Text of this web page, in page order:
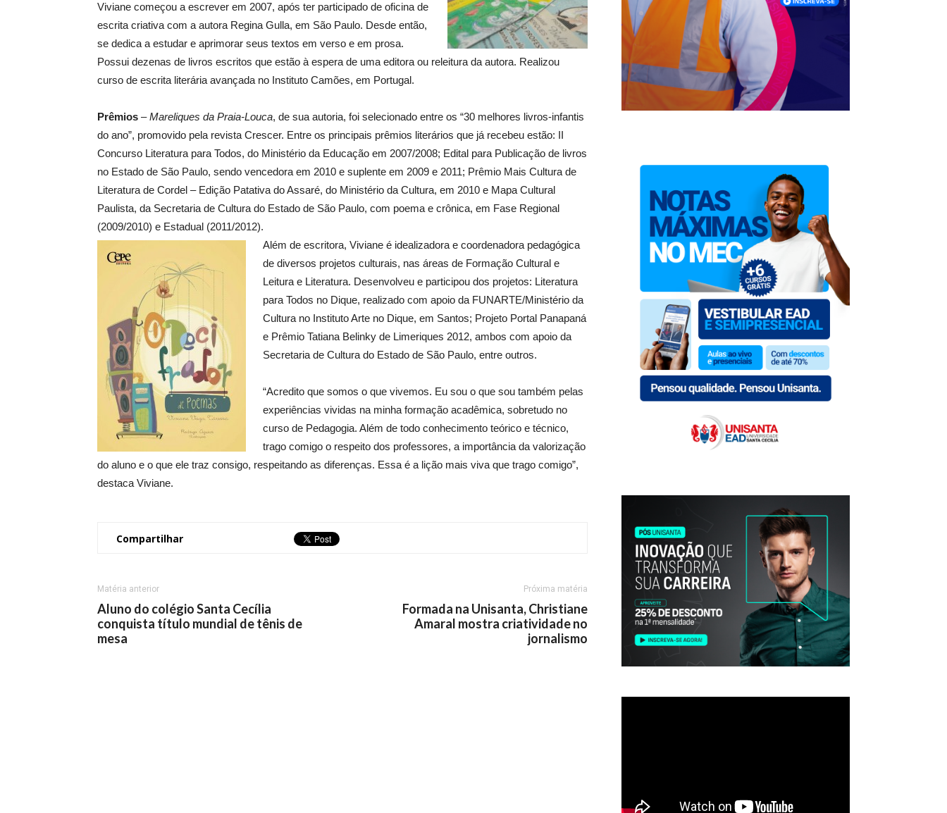
Viviane começou a escrever em 2007, após ter participado de oficina de
escrita criativa com a autora Regina Gulla, em São Paulo. Desde então,
se dedica a estudar e aprimorar seus textos em verso e em prosa.
Possui dezenas de livros escritos que estão à espera de uma editora ou releitura da autora. Realizou
curso de escrita literária avançada no Instituto Camões, em Portugal.
Prêmios –Mareliques da Praia-Louca, de sua autoria, foi selecionado entre os “30 melhores livros-infantis
do ano”, promovido pela revista Crescer. Entre os principais prêmios literários que já recebeu estão: II
Concurso Literatura para Todos, do Ministério da Educação em 2007/2008; Edital para Publicação de livros
no Estado de São Paulo, sendo vencedora em 2010 e suplente em 2009 e 2011; Prêmio Mais Cultura de
Literatura de Cordel – Edição Patativa do Assaré, do Ministério da Cultura, em 2010 e Mapa Cultural
Paulista, da Secretaria de Cultura do Estado de São Paulo, com poema e crônica, em Fase Regional
(2009/2010) e Estadual (2011/2012).
Além de escritora, Viviane é idealizadora e coordenadora pedagógica
de diversos projetos culturais, nas áreas de Formação Cultural e
Leitura e Literatura. Desenvolveu e participou dos projetos: Literatura
para Todos no Dique, realizado com apoio da FUNARTE/Ministério da
Cultura no Instituto Arte no Dique, em Santos; Projeto Portal Panapaná
e Prêmio Tatiana Belinky de Limeriques 2012, ambos com apoio da
Secretaria de Cultura do Estado de São Paulo, entre outros.
“Acredito que somos o que vivemos. Eu sou o que sou também pelas
experiências vividas na minha formação acadêmica, sobretudo no
curso de Pedagogia. Além de todo conhecimento teórico e técnico,
trago comigo o respeito dos professores, a importância da valorização
do aluno e o que ele traz consigo, respeitando as diferenças. Essa é a lição mais viva que trago comigo”,
destaca Viviane.
Compartilhar
Matéria anterior
Aluno do colégio Santa Cecília
conquista título mundial de tênis de
mesa
Próxima matéria
Formada na Unisanta, Christiane
Amaral mostra criatividade no
jornalismo